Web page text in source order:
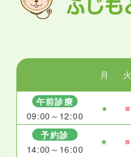
月 火
午前診療
09:00～12:00
● ■
予約診
14:00～16:00
★ ■